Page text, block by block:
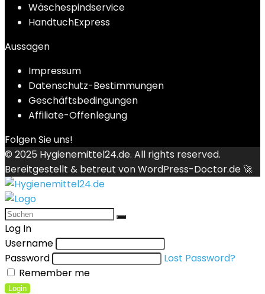
Wäschespindservice
HandtuchExpress
Aussagen
Impressum
Datenschutz-Bestimmungen
Geschäftsbedingungen
Affiliate-Offenlegung
Folgen Sie uns!
© 2025 Hygienemittel24.de. All rights reserved.
Bereitgestellt & betreut vonWordPress-Doctor.de 🚀
Log In
Username
Password
Lost Password?
Remember me
Login